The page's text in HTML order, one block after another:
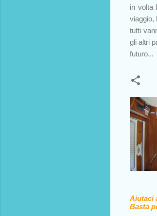
in volta
viaggio,
tutti
gli altri
futuro...
Aiutaci
Basta